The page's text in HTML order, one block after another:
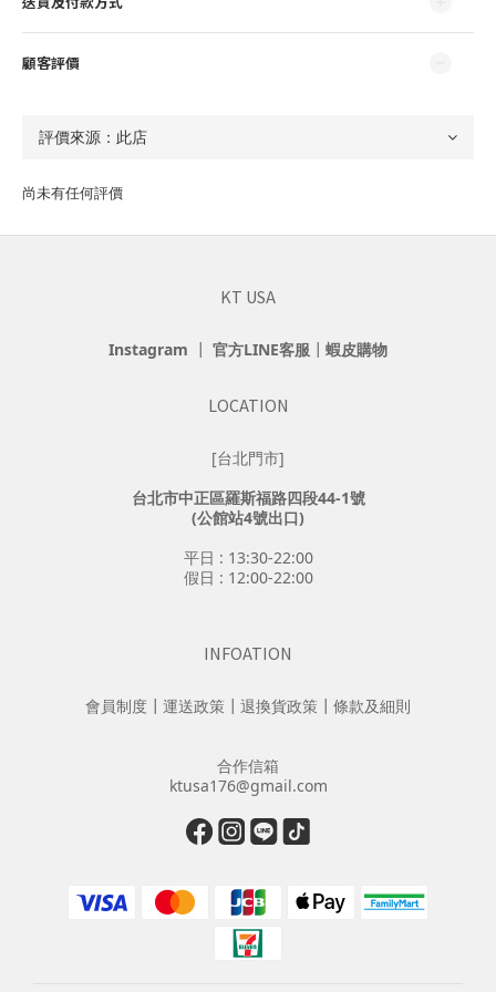
顧客評價
尚未有任何評價
KT USA
Instagram ┃ 官方LINE客服 ┃ 蝦皮購物
LOCATION
[台北門市]
台北市中正區羅斯福路四段44-1號
(公館站4號出口)
平日 : 13:30-22:00
假日 : 12:00-22:00
INFOATION
會員制度 ┃ 運送政策 ┃ 退換貨政策 ┃ 條款及細則
合作信箱
ktusa176@gmail.com